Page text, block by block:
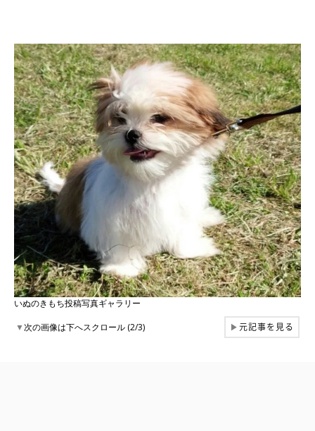
いぬのきもち投稿写真ギャラリー
▼次の画像は下へスクロール (2/3) ▶元記事を見る